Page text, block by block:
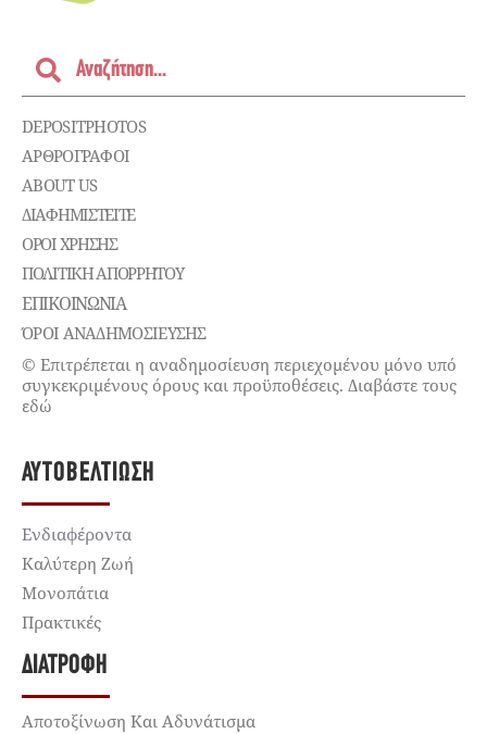
DEPOSITPHOTOS
ΑΡΘΡΟΓΡΑΦΟΙ
ABOUT US
ΔΙΑΦΗΜΙΣΤΕΊΤΕ
ΌΡΟΙ ΧΡΉΣΗΣ
ΠΟΛΙΤΙΚΉ ΑΠΟΡΡΉΤΟΥ
ΕΠΙΚΟΙΝΩΝΊΑ
ΌΡΟΙ ΑΝΑΔΗΜΟΣΙΕΥΣΗΣ
© Επιτρέπεται η αναδημοσίευση περιεχομένου μόνο υπό
συγκεκριμένους όρους και προϋποθέσεις. Διαβάστε τους
εδώ
ΑΥΤΟΒΕΛΤΊΩΣΗ
Ενδιαφέροντα
Καλύτερη Ζωή
Μονοπάτια
Πρακτικές
ΔΙΑΤΡΟΦΉ
Αποτοξίνωση Και Αδυνάτισμα